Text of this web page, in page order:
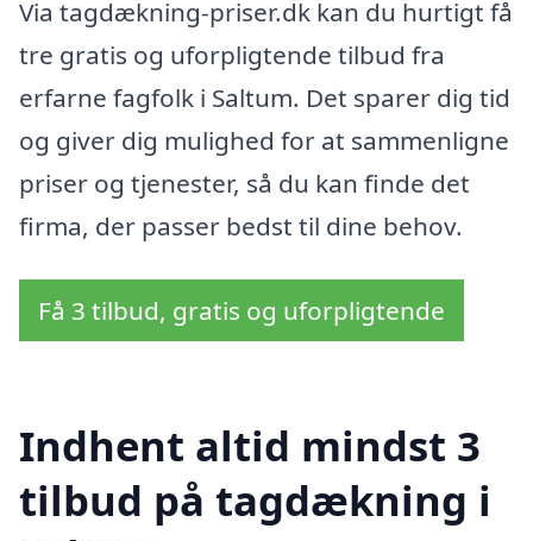
Via tagdækning-priser.dk kan du hurtigt få
tre gratis og uforpligtende tilbud fra
erfarne fagfolk i Saltum. Det sparer dig tid
og giver dig mulighed for at sammenligne
priser og tjenester, så du kan finde det
firma, der passer bedst til dine behov.
Få 3 tilbud, gratis og uforpligtende
Indhent altid mindst 3
tilbud på tagdækning i